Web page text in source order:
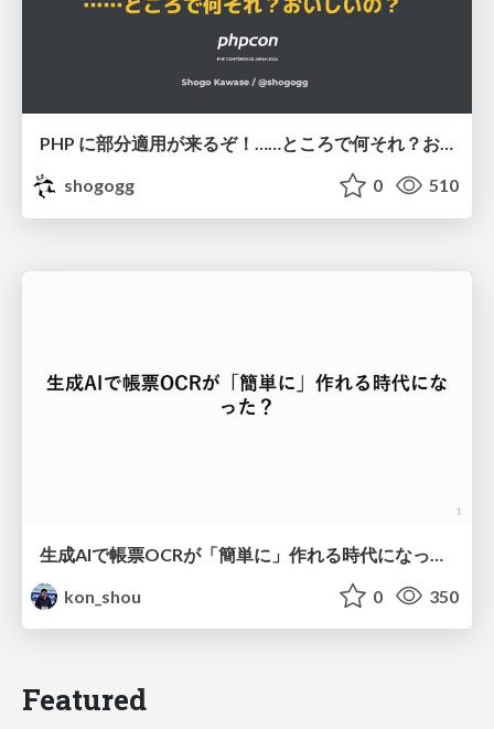
PHP に部分適用が来るぞ！……ところで何それ？おいしいの？ #phpcon / phpcon-2026
shogogg
0 510
kon_shou
0 350
Featured